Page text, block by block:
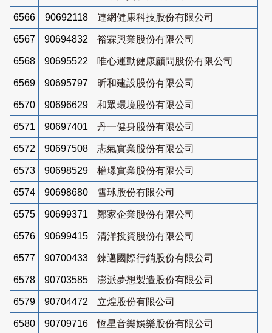
6566 90692118 連網健康科技股份有限公司
6567 90694832 裕霖興業股份有限公司
6568 90695522 唯心運動健康顧問股份有限公司
6569 90695797 昕和建設股份有限公司
6570 90696629 和眾環境股份有限公司
6571 90697401 丹一健身股份有限公司
6572 90697508 志氣實業股份有限公司
6573 90698529 權璟實業股份有限公司
6574 90698680 雪球股份有限公司
6575 90699371 鄭家企業股份有限公司
6576 90699415 清洋投資股份有限公司
6577 90700433 錸邁國際行銷股份有限公司
6578 90703585 澎派夢想製造股份有限公司
6579 90704472 立煌股份有限公司
6580 90709716 恆星音樂娛樂股份有限公司